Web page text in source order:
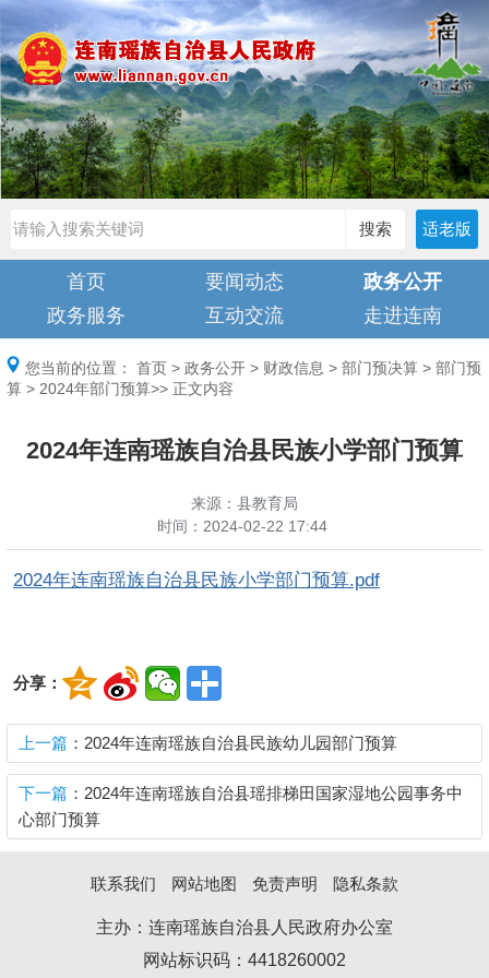
搜索 适老版
首页 要闻动态
政务公开
政务服务
互动交流 走进连南
您当前的位置： 首页 > 政务公开 > 财政信息 > 部门预决算 > 部门预
算 > 2024年部门预算>> 正文内容
2024年连南瑶族自治县民族小学部门预算
来源：县教育局
时间： 2024-02-22 17:44
2024年连南瑶族自治县民族小学部门预算.pdf
分享：
上一篇 ：2024年连南瑶族自治县民族幼儿园部门预算
下一篇 ：2024年连南瑶族自治县瑶排梯田国家湿地公园事务中
心部门预算
联系我们 网站地图 免责声明 隐私条款
主办：连南瑶族自治县人民政府办公室
网站标识码：4418260002